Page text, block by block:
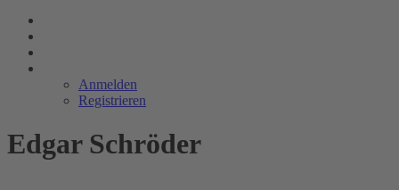
Anmelden
Registrieren
Edgar Schröder